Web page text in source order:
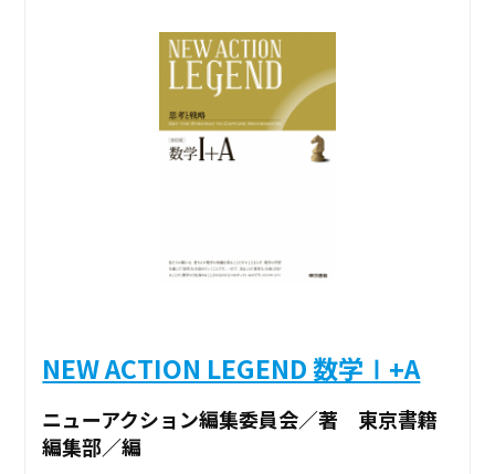
NEW ACTION LEGEND 数学Ⅰ+A
ニューアクション編集委員会／著 東京書籍
編集部／編